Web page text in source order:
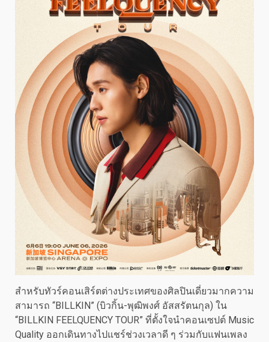
สำหรับทัวร์คอนเสิร์ตต่างประเทศของศิลปินเดี่ยวมากความ
สามารถ “BILLKIN” (บิวกิ้น-พุฒิพงศ์ อัสสรัตนกุล) ใน
“BILLKIN FEELQUENCY TOUR” ที่ตั้งใจนำคอนเซปต์ Music
Quality ออกเดินทางไปแชร์ช่วงเวลาดี ๆ ร่วมกับแฟนเพลง